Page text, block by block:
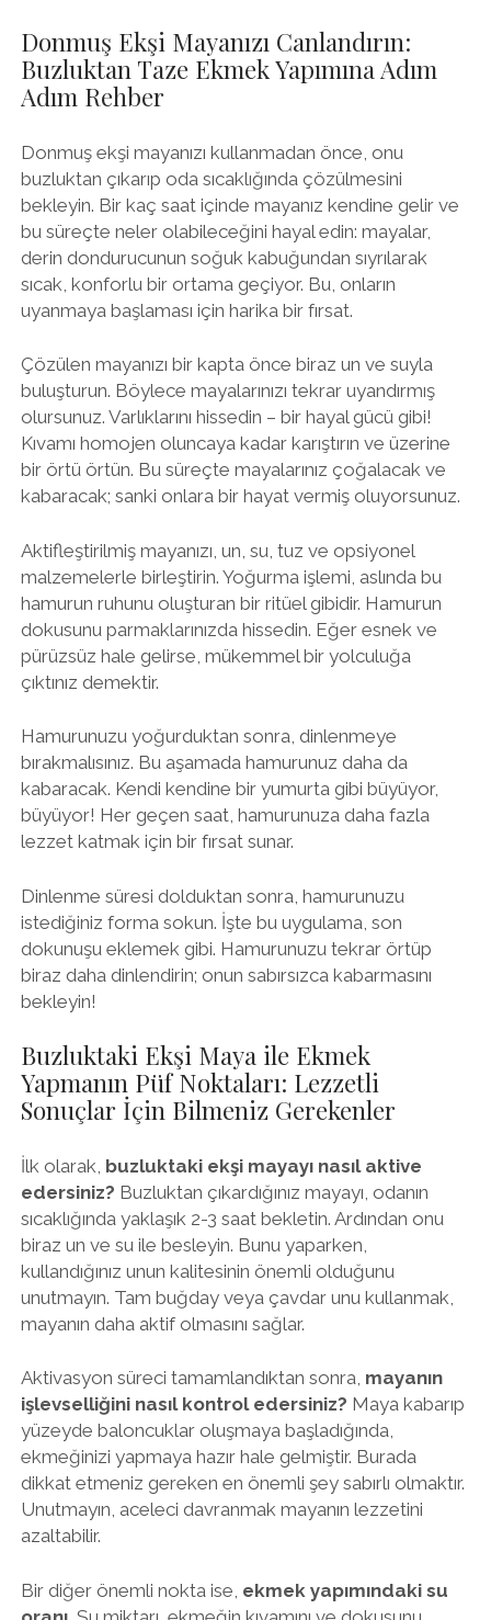
Donmuş Ekşi Mayanızı Canlandırın:
Buzluktan Taze Ekmek Yapımına Adım
Adım Rehber
Donmuş ekşi mayanızı kullanmadan önce, onu
buzluktan çıkarıp oda sıcaklığında çözülmesini
bekleyin. Bir kaç saat içinde mayanız kendine gelir ve
bu süreçte neler olabileceğini hayal edin: mayalar,
derin dondurucunun soğuk kabuğundan sıyrılarak
sıcak, konforlu bir ortama geçiyor. Bu, onların
uyanmaya başlaması için harika bir fırsat.
Çözülen mayanızı bir kapta önce biraz un ve suyla
buluşturun. Böylece mayalarınızı tekrar uyandırmış
olursunuz. Varlıklarını hissedin – bir hayal gücü gibi!
Kıvamı homojen oluncaya kadar karıştırın ve üzerine
bir örtü örtün. Bu süreçte mayalarınız çoğalacak ve
kabaracak; sanki onlara bir hayat vermiş oluyorsunuz.
Aktifleştirilmiş mayanızı, un, su, tuz ve opsiyonel
malzemelerle birleştirin. Yoğurma işlemi, aslında bu
hamurun ruhunu oluşturan bir ritüel gibidir. Hamurun
dokusunu parmaklarınızda hissedin. Eğer esnek ve
pürüzsüz hale gelirse, mükemmel bir yolculuğa
çıktınız demektir.
Hamurunuzu yoğurduktan sonra, dinlenmeye
bırakmalısınız. Bu aşamada hamurunuz daha da
kabaracak. Kendi kendine bir yumurta gibi büyüyor,
büyüyor! Her geçen saat, hamurunuza daha fazla
lezzet katmak için bir fırsat sunar.
Dinlenme süresi dolduktan sonra, hamurunuzu
istediğiniz forma sokun. İşte bu uygulama, son
dokunuşu eklemek gibi. Hamurunuzu tekrar örtüp
biraz daha dinlendirin; onun sabırsızca kabarmasını
bekleyin!
Buzluktaki Ekşi Maya ile Ekmek
Yapmanın Püf Noktaları: Lezzetli
Sonuçlar İçin Bilmeniz Gerekenler
İlk olarak, buzluktaki ekşi mayayı nasıl aktive
edersiniz? Buzluktan çıkardığınız mayayı, odanın
sıcaklığında yaklaşık 2-3 saat bekletin. Ardından onu
biraz un ve su ile besleyin. Bunu yaparken,
kullandığınız unun kalitesinin önemli olduğunu
unutmayın. Tam buğday veya çavdar unu kullanmak,
mayanın daha aktif olmasını sağlar.
Aktivasyon süreci tamamlandıktan sonra, mayanın
işlevselliğini nasıl kontrol edersiniz? Maya kabarıp
yüzeyde baloncuklar oluşmaya başladığında,
ekmeğinizi yapmaya hazır hale gelmiştir. Burada
dikkat etmeniz gereken en önemli şey sabırlı olmaktır.
Unutmayın, aceleci davranmak mayanın lezzetini
azaltabilir.
Bir diğer önemli nokta ise, ekmek yapımındaki su